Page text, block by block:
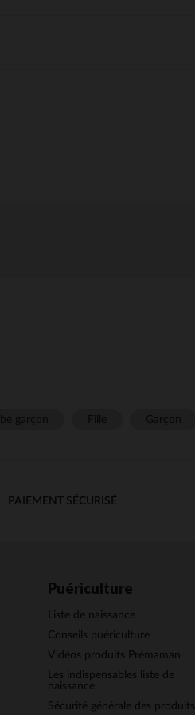
PAIEMENT SÉCURISÉ
Puériculture
Liste de naissance
Conseils puériculture
Vidéos produits Prémaman
Les indispensables liste de
naissance
Sécurité générale des produits